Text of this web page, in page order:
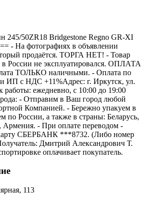
245/50ZR18 Bridgestone Regno GR-XI
На фотографиях в объявлении
продаётся. ТОРГА НЕТ! - Товар
России не эксплуатировался. ОПЛАТА
ТОЛЬКО наличными. - Оплата по
с НДС +11%Адрес: г. Иркутск, ул.
работы: ежедневно, с 10:00 до 19:00
- Отправим в Ваш город любой
Компанией. - Бережно упакуем в
по России, а также в страны: Беларусь,
Армения. - При оплате переводом -
СБЕРБАНК ***8732. (Либо номер
Дмитрий Александрович Т.
оплачивает покупатель.
113